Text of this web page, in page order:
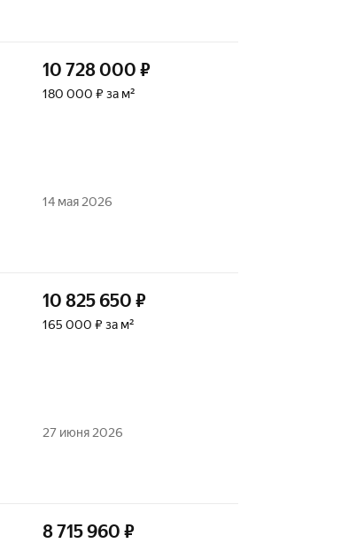
10 728 000 ₽
180 000 ₽ за м²
14 мая 2026
10 825 650 ₽
165 000 ₽ за м²
27 июня 2026
8 715 960 ₽